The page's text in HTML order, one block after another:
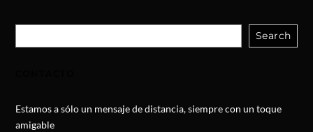
Search
Estamos a sólo un mensaje de distancia, siempre con un toque
amigable